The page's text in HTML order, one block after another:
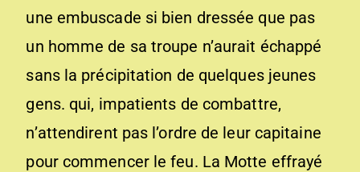
une embuscade si bien dressée que pas
un homme de sa troupe n’aurait échappé
sans la précipitation de quelques jeunes
gens. qui, impatients de combattre,
n’attendirent pas l’ordre de leur capitaine
pour commencer le feu. La Motte effrayé